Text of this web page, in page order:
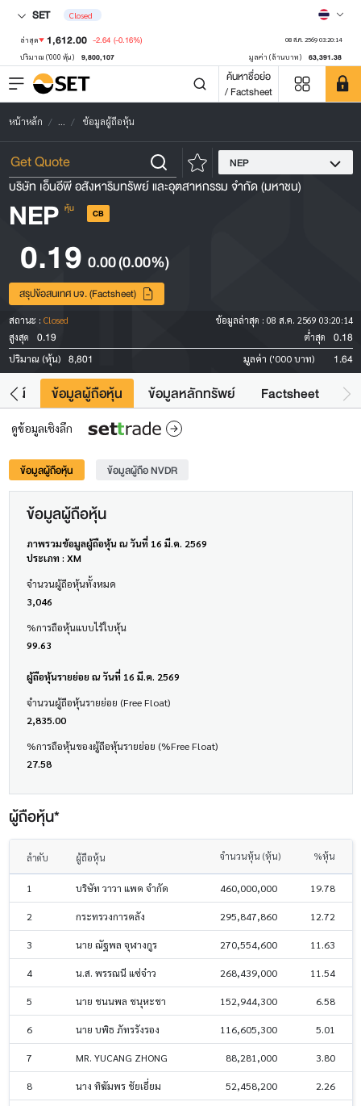
SET Closed
ล่าสุด 1,612.00 -2.64 (-0.16%) 08 ส.ค. 2569 03:20:14
ปริมาณ ('000 หุ้น) 9,800,107 มูลค่า (ล้านบาท) 63,391.38
ค้นหาชื่อย่อ
/ Factsheet
หน้าหลัก ... ข้อมูลผู้ถือหุ้น
NEP
บริษัท เอ็นอีพี อสังหาริมทรัพย์ และอุตสาหกรรม จำกัด (มหาชน)
NEP หุ้น CB
0.19 0.00(0.00%)
สรุปข้อสนเทศ บจ. (Factsheet)
สถานะ : Closed ข้อมูลล่าสุด : 08 ส.ค. 2569 03:20:14
สูงสุด
0.19 ต่ำสุด 0.18
ปริมาณ (หุ้น) 8,801 มูลค่า ('000 บาท) 1.64
ยชน์ ข้อมูลผู้ถือหุ้น ข้อมูลหลักทรัพย์ Factsheet
ดูข้อมูลเชิงลึก
ข้อมูลผู้ถือหุ้น ข้อมูลผู้ถือ NVDR
ข้อมูลผู้ถือหุ้น
ภาพรวมข้อมูลผู้ถือหุ้น ณ วันที่ 16 มี.ค. 2569
ประเภท : XM
จำนวนผู้ถือหุ้นทั้งหมด
3,046
%การถือหุ้นแบบไร้ใบหุ้น
99.63
ผู้ถือหุ้นรายย่อย ณ วันที่ 16 มี.ค. 2569
จำนวนผู้ถือหุ้นรายย่อย (Free Float)
2,835.00
%การถือหุ้นของผู้ถือหุ้นรายย่อย (%Free Float)
27.58
ผู้ถือหุ้น*
ลำดับ ผู้ถือหุ้น จำนวนหุ้น (หุ้น) %หุ้น
1 บริษัท วาวา แพค จำกัด 460,000,000 19.78
2 กระทรวงการคลัง 295,847,860 12.72
3 นาย ณัฐพล จุฬางกูร 270,554,600 11.63
4 น.ส. พรรณนี แซ่จ๋าว 268,439,000 11.54
5 นาย ชนนพล ชนุหะชา 152,944,300 6.58
6 นาย บพิธ ภัทรรังรอง 116,605,300 5.01
7 MR. YUCANG ZHONG 88,281,000 3.80
8 นาง ทิฆัมพร ชัยเอี่ยม 52,458,200 2.26